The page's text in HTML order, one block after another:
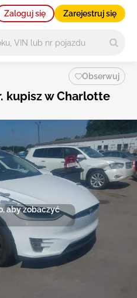
Zaloguj się Zarejestruj się
Obserwuj
kupisz w Charlotte
aby zobaczyć